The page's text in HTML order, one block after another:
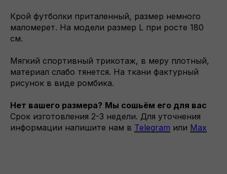
Крой футболки приталенный, размер немного
маломерет. На модели размер L при росте 180
см.
Мягкий спортивный трикотаж, в меру плотный,
материал слабо тянется. На ткани фактурный
рисунок в виде ромбика.
Нет вашего размера? Мы сошьём его для вас
Срок изготовления 2-3 недели. Для уточнения
информации напишите нам в Telegram или Max